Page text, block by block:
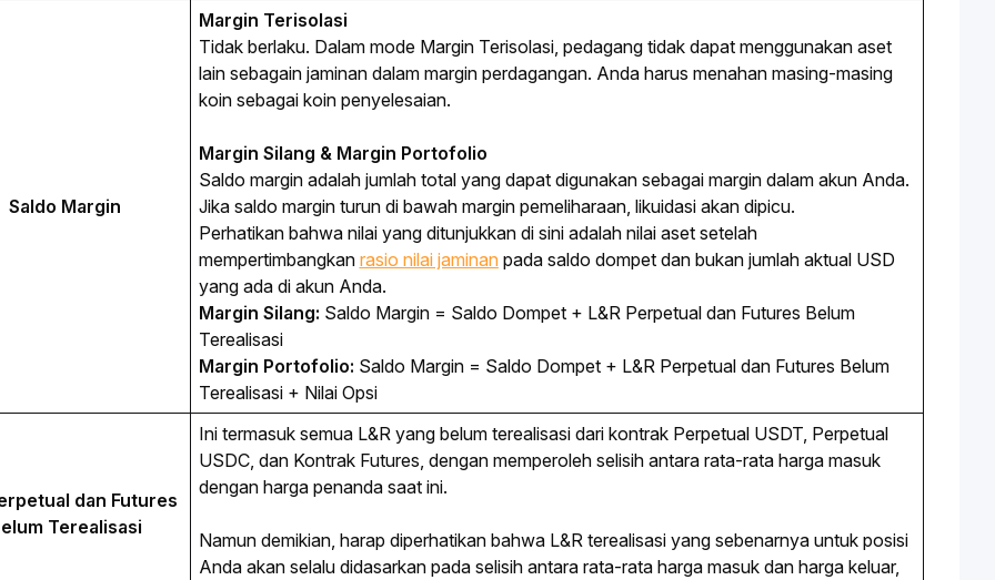
Saldo Margin
Margin Terisolasi
Tidak berlaku. Dalam mode Margin Terisolasi, pedagang tidak dapat menggunakan aset
lain sebagain jaminan dalam margin perdagangan. Anda harus menahan masing-masing
koin sebagai koin penyelesaian.
Margin Silang & Margin Portofolio
Saldo margin adalah jumlah total yang dapat digunakan sebagai margin dalam akun Anda.
Jika saldo margin turun di bawah margin pemeliharaan, likuidasi akan dipicu.
Perhatikan bahwa nilai yang ditunjukkan di sini adalah nilai aset setelah
mempertimbangkan rasio nilai jaminan pada saldo dompet dan bukan jumlah aktual USD
yang ada di akun Anda.
Margin Silang: Saldo Margin = Saldo Dompet + L&R Perpetual dan Futures Belum
Terealisasi
Margin Portofolio: Saldo Margin = Saldo Dompet + L&R Perpetual dan Futures Belum
Terealisasi+ Nilai Opsi
dan Futures
Terealisasi
Ini termasuk semua L&R yang belum terealisasi dari kontrak Perpetual USDT,
Perpetual
USDC, dan Kontrak Futures, dengan memperoleh selisih antara rata-rata harga masuk
dengan harga penanda saat ini.
Namun demikian, harap diperhatikan bahwa L&R terealisasi yang sebenarnya untuk posisi
Anda akan selalu didasarkan pada selisih antara rata-rata harga masuk dan harga keluar,